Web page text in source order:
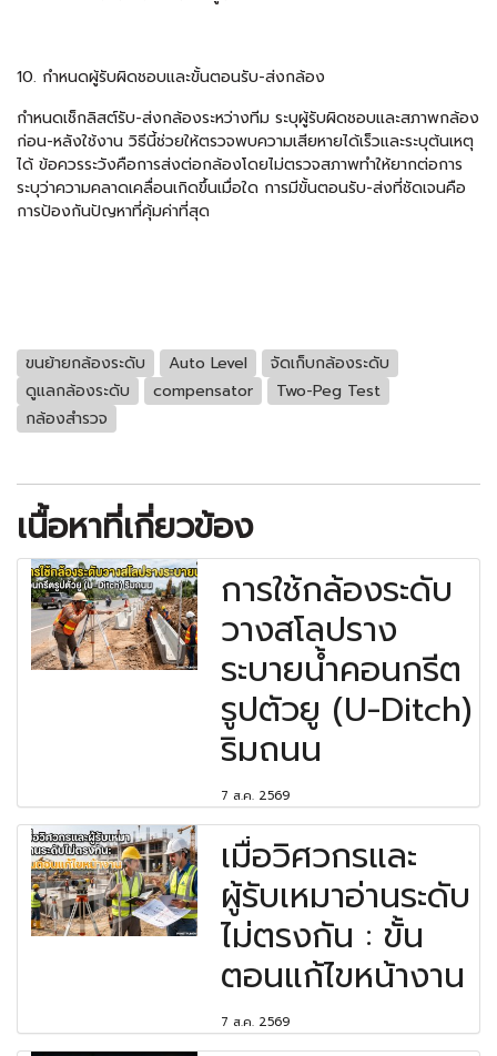
10. กำหนดผู้รับผิดชอบและขั้นตอนรับ-ส่งกล้อง
กำหนดเช็กลิสต์รับ-ส่งกล้องระหว่างทีม ระบุผู้รับผิดชอบและสภาพกล้อง
ก่อน-หลังใช้งาน วิธีนี้ช่วยให้ตรวจพบความเสียหายได้เร็วและระบุต้นเหตุ
ได้ ข้อควรระวังคือการส่งต่อกล้องโดยไม่ตรวจสภาพทำให้ยากต่อการ
ระบุว่าความคลาดเคลื่อนเกิดขึ้นเมื่อใด การมีขั้นตอนรับ-ส่งที่ชัดเจนคือ
การป้องกันปัญหาที่คุ้มค่าที่สุด
ขนย้ายกล้องระดับ Auto Level
จัดเก็บกล้องระดับ
ดูแลกล้องระดับ
compensator
Two-Peg Test
กล้องสำรวจ
เนื้อหาที่เกี่ยวข้อง
การใช้กล้องระดับ
วางสโลปราง
ระบายน้ำคอนกรีต
รูปตัวยู (U-Ditch)
ริมถนน
7 ส.ค. 2569
เมื่อวิศวกรและ
ผู้รับเหมาอ่านระดับ
ไม่ตรงกัน : ขั้น
ตอนแก้ไขหน้างาน
7 ส.ค. 2569